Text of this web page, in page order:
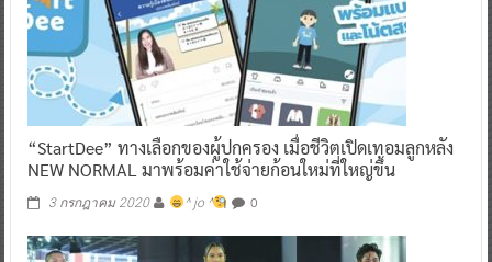
“StartDee” ทางเลือกของผู้ปกครอง เมื่อชีวิตเปิดเทอมลูกหลัง
NEW NORMAL มาพร้อมค่าใช้จ่ายก้อนใหม่ที่ใหญ่ขึ้น
3 กรกฎาคม 2020 ^ jo ^ 0